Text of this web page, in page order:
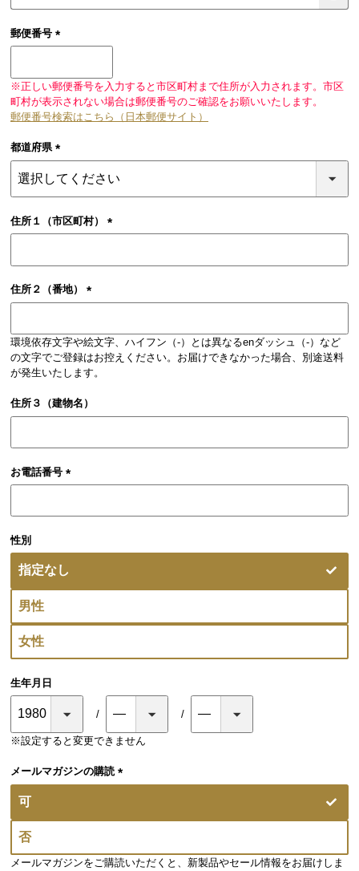
郵便番号
※正しい郵便番号を入力すると市区町村まで住所が入力されます。市区
町村が表示されない場合は郵便番号のご確認をお願いいたします。
郵便番号検索はこちら（日本郵便サイト）
都道府県
須)
住所１（市区町村）
住所２（番地）
環境依存文字や絵文字、ハイフン（-）とは異なるenダッシュ（‐）など
の文字でご登録はお控えください。お届けできなかった場合、別途送料
が発生いたします。
住所３（建物名）
お電話番号
性別
指定なし
男性
女性
生年月日
※設定すると変更できません
メールマガジンの購読
可
否
メールマガジンをご購読いただくと、新製品やセール情報をお届けしま